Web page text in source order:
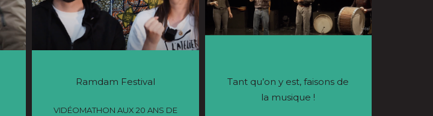
Ramdam Festival
VIDÉOMATHON AUX 20 ANS DE
Tant qu’on y est, faisons de
la musique !